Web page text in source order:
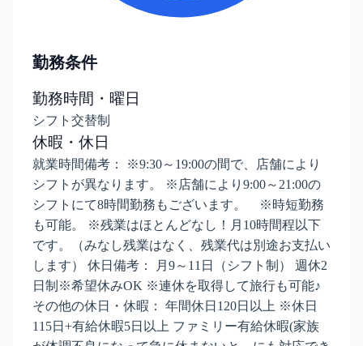
勤務条件
勤務時間・曜日
シフト交替制
休暇・休日
就業時間備考： ※9:30～19:00の間で、店舗により
シフトが異なります。 ※店舗により9:00～21:00の
シフトにて8時間勤務もございます。 ※時短勤務
も可能。 ※残業はほとんどなし！月10時間程以下
です。（みなし残業はなく、残業代は別途お支払い
します） 休日備考： 月9～11日（シフト制） 週休2
日制※希望休みOK ※連休を取得して旅行も可能♪
その他の休日・休暇： 年間休日120日以上 ※休日
115日+有給休暇5日以上 ファミリー有給休暇(家族